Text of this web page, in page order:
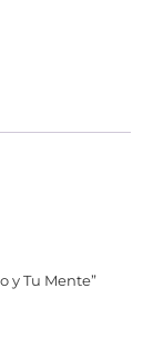
y Tu Mente”